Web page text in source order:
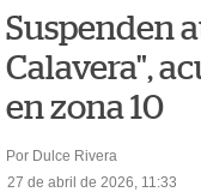
Suspenden
Calavera",
en zona 10
Por Dulce Rivera
27 de abril de 2026, 11:33